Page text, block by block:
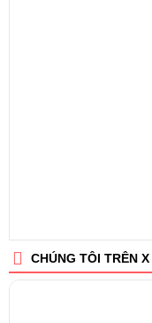
CHÚNG TÔI TRÊN X